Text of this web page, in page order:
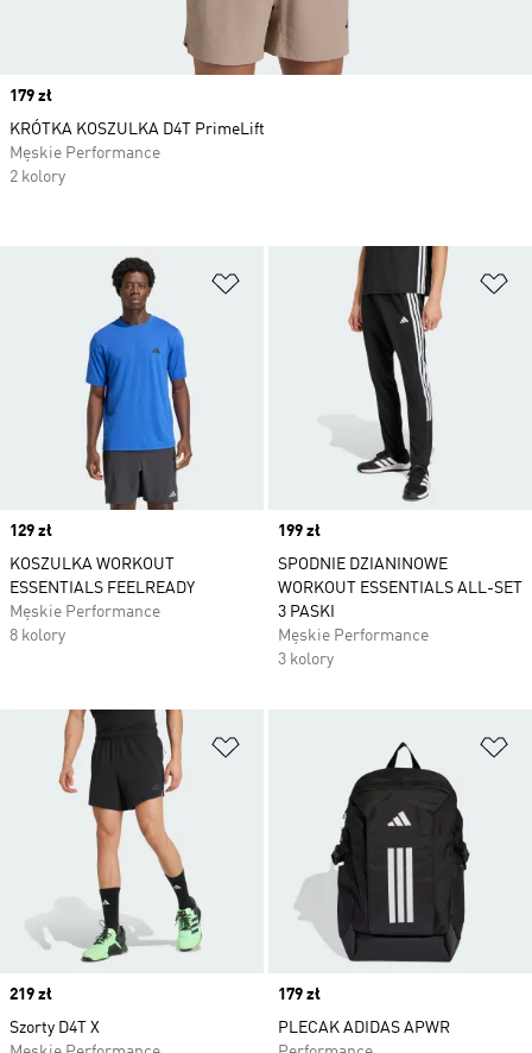
Dodaj do listy życzeń
Price
129 zł
KOSZULKA WORKOUT
ESSENTIALS FEELREADY
Męskie Performance
8 kolory
Price
199 zł
SPODNIE DZIANINOWE
WORKOUT ESSENTIALS ALL-SET
3 PASKI
Męskie Performance
3 kolory
Dodaj do listy życzeń
Price
219 zł
Szorty D4T X
Price
179 zł
PLECAK ADIDAS APWR
Price
179 zł
KRÓTKA KOSZULKA D4T PrimeLift
Męskie Performance
2 kolory